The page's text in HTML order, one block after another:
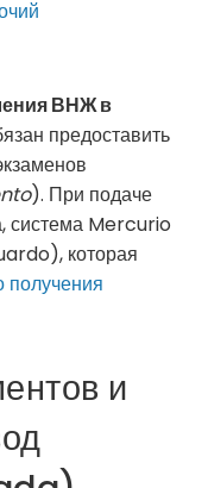
ВНЖ в
предоставить
). При подаче
система Mercurio
которая
получения
и